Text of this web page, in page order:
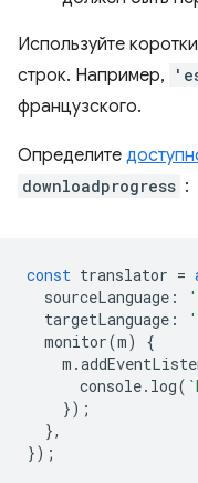
Используйте
строк. Например,
французского.
Определите
downloadprogress :
const translator =
sourceLanguage :
targetLanguage :
monitor(m)
{
m .
console. log(
});
},
});